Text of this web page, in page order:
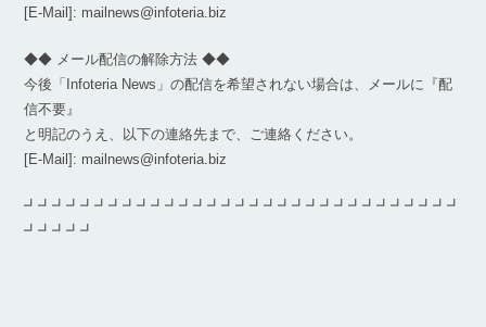
[E-Mail]: mailnews@infoteria.biz
◆◆ メール配信の解除方法 ◆◆
今後「Infoteria News」の配信を希望されない場合は、メールに『配
信不要』
と明記のうえ、以下の連絡先まで、ご連絡ください。
[E-Mail]: mailnews@infoteria.biz
┛┛┛┛┛┛┛┛┛┛┛┛┛┛┛┛┛┛┛┛┛┛┛┛┛┛┛┛┛┛┛
┛┛┛┛┛